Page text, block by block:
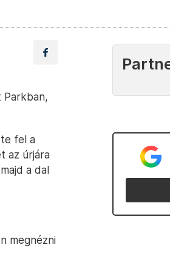
fel a
az úrjára
a dal
megnézni